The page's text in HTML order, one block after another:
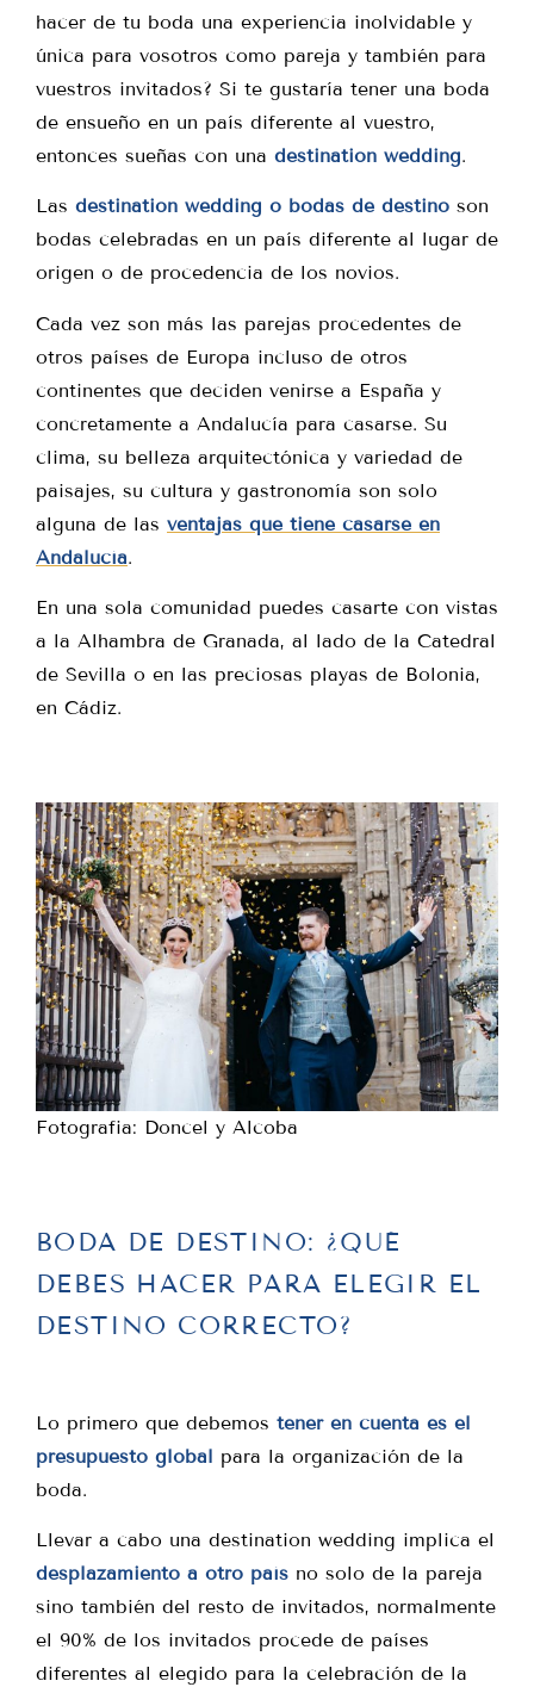
hacer de tu boda una experiencia inolvidable y
única para vosotros como pareja y también para
vuestros invitados? Si te gustaría tener una boda
de ensueño en un país diferente al vuestro,
entonces sueñas con una destination wedding.
Las destination wedding o bodas de destino son
bodas celebradas en un país diferente al lugar de
origen o de procedencia de los novios.
Cada vez son más las parejas procedentes de
otros países de Europa incluso de otros
continentes que deciden venirse a España y
concretamente a Andalucía para casarse. Su
clima, su belleza arquitectónica y variedad de
paisajes, su cultura y gastronomía son solo
alguna de las ventajas que tiene casarse en
Andalucía.
En una sola comunidad puedes casarte con vistas
a la Alhambra de Granada, al lado de la Catedral
de Sevilla o en las preciosas playas de Bolonia,
en Cádiz.
Fotografia: Doncel y Alcoba
BODA DE DESTINO: ¿QUÉ
DEBES HACER PARA ELEGIR EL
DESTINO CORRECTO?
Lo primero que debemos tener en cuenta es el
presupuesto global para la organización de la
boda.
Llevar a cabo una destination wedding implica el
desplazamiento a otro país no solo de la pareja
sino también del resto de invitados, normalmente
el 90% de los invitados procede de países
diferentes al elegido para la celebración de la